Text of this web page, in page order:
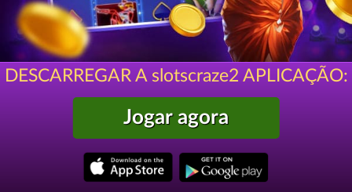
DESCARREGAR A slotscraze2 APLICAÇÃO:
Jogar agora